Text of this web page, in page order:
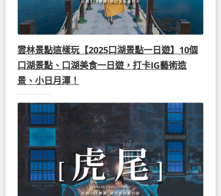
雲林景點這樣玩【2025口湖景點一日遊】10個
口湖景點、口湖美食一日遊，打卡IG藝術造
景、小日月潭！